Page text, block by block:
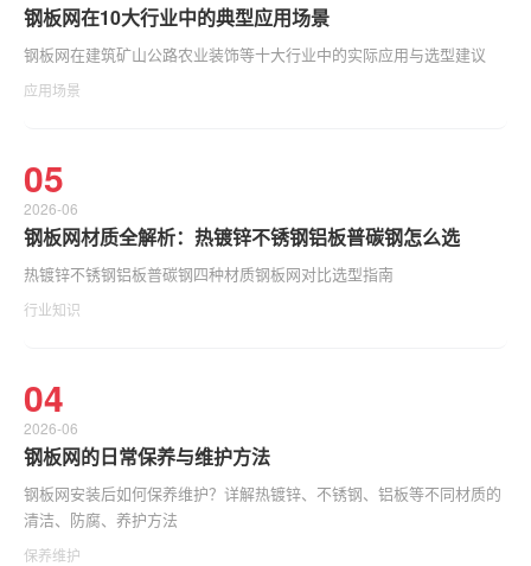
钢板网在10大行业中的典型应用场景
钢板网在建筑矿山公路农业装饰等十大行业中的实际应用与选型建议
应用场景
05
2026-06
钢板网材质全解析：热镀锌不锈钢铝板普碳钢怎么选
热镀锌不锈钢铝板普碳钢四种材质钢板网对比选型指南
行业知识
04
2026-06
钢板网的日常保养与维护方法
钢板网安装后如何保养维护？详解热镀锌、不锈钢、铝板等不同材质的
清洁、防腐、养护方法
保养维护